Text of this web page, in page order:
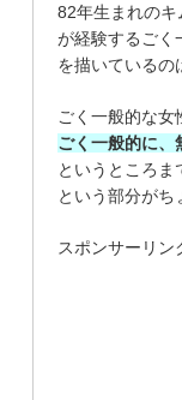
82年生まれの
が経験するごく
を描いているの
ごく一般的な女
ごく一般的に、
というところま
という部分がち
スポンサーリン